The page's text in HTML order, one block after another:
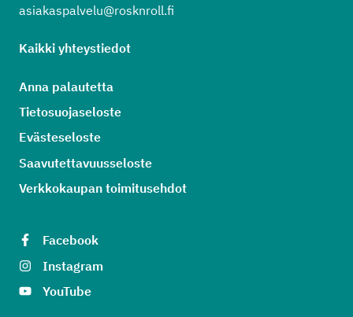
asiakaspalvelu@rosknroll.fi
Kaikki yhteystiedot
Anna palautetta
Tietosuojaseloste
Evästeseloste
Saavutettavuusseloste
Verkkokaupan toimitusehdot
Facebook
Instagram
YouTube